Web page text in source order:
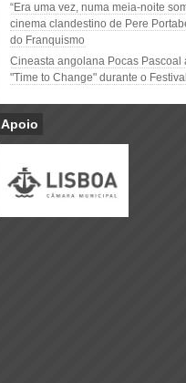
“Era uma vez, numa meia-noite
cinema clandestino de Pere
do Franquismo
Cineasta angolana Pocas Pascoal
"Time to Change" durante o
Apoio